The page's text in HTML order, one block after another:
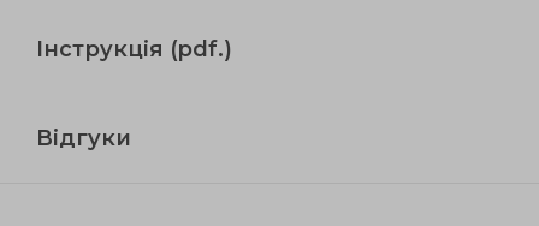
Інструкція (pdf.)
Відгуки